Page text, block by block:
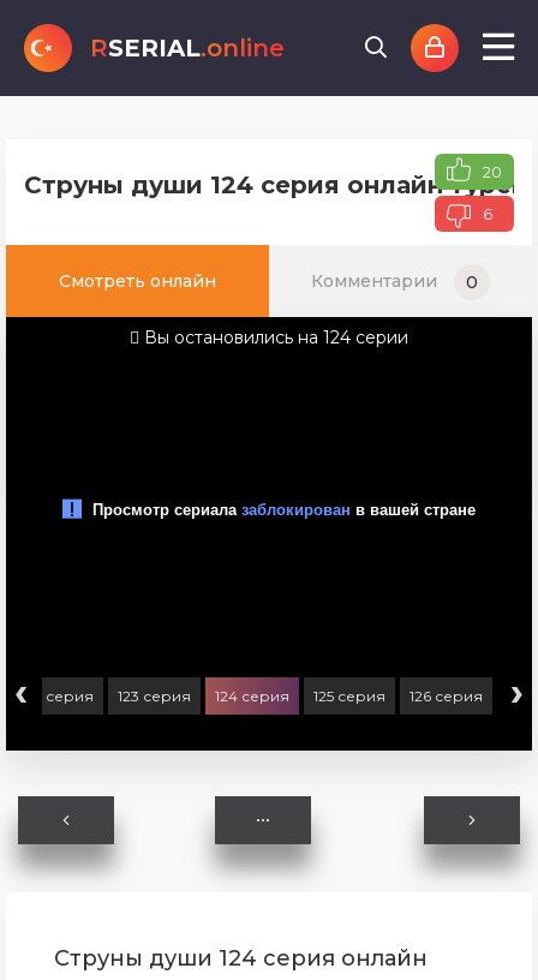
RSERIAL.online
Струны души 124 серия онлайн 20
6
Смотреть онлайн Комментарии 0
Вы остановились на 124 серии
‹122 серия 123 серия 124 серия 125 серия 126 серия ›
Струны души 124 серия онлайн